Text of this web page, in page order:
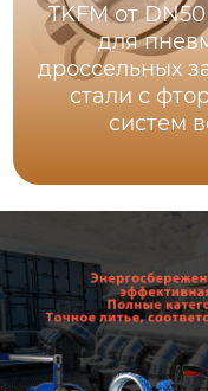
TKFM от
для
дроссельных
стали с
систем